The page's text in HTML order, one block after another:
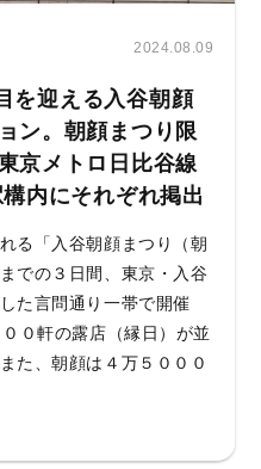
2024.08.09
を迎える入谷朝顔
ン。朝顔まつり限
京メトロ日比谷線
内にそれぞれ掲出
る「入谷朝顔まつり（朝
での３日間、東京・入谷
た言問通り一帯で開催
０軒の露店（縁日）が並
た、朝顔は４万５０００